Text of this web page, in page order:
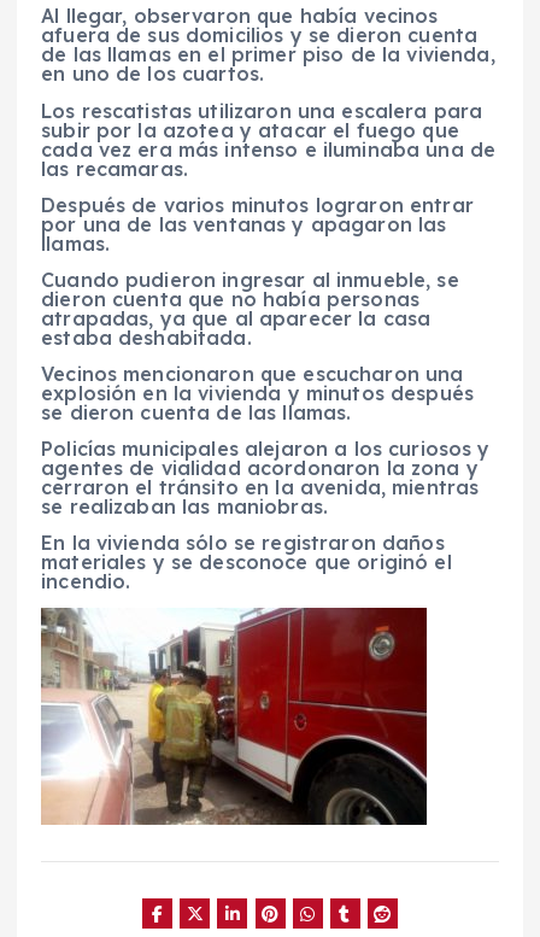
Al llegar, observaron que había vecinos
afuera de sus domicilios y se dieron cuenta
de las llamas en el primer piso de la vivienda,
en uno de los cuartos.
Los rescatistas utilizaron una escalera para
subir por la azotea y atacar el fuego que
cada vez era más intenso e iluminaba una de
las recamaras.
Después de varios minutos lograron entrar
por una de las ventanas y apagaron las
llamas.
Cuando pudieron ingresar al inmueble, se
dieron cuenta que no había personas
atrapadas, ya que al aparecer la casa
estaba deshabitada.
Vecinos mencionaron que escucharon una
explosión en la vivienda y minutos después
se dieron cuenta de las llamas.
Policías municipales alejaron a los curiosos y
agentes de vialidad acordonaron la zona y
cerraron el tránsito en la avenida, mientras
se realizaban las maniobras.
En la vivienda sólo se registraron daños
materiales y se desconoce que originó el
incendio.